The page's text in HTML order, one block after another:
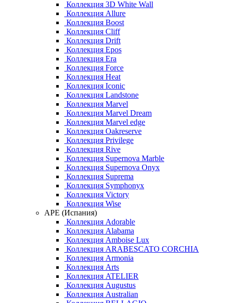
Коллекция 3D White Wall
Коллекция Allure
Коллекция Boost
Коллекция Cliff
Коллекция Drift
Коллекция Epos
Коллекция Era
Коллекция Force
Коллекция Heat
Коллекция Iconic
Коллекция Landstone
Коллекция Marvel
Коллекция Marvel Dream
Коллекция Marvel edge
Коллекция Oakreserve
Коллекция Privilege
Коллекция Rive
Коллекция Supernova Marble
Коллекция Supernova Onyx
Коллекция Suprema
Коллекция Symphonyx
Коллекция Victory
Коллекция Wise
APE (Испания)
Коллекция Adorable
Коллекция Alabama
Коллекция Amboise Lux
Коллекция ARABESCATO CORCHIA
Коллекция Armonia
Коллекция Arts
Коллекция ATELIER
Коллекция Augustus
Коллекция Australian